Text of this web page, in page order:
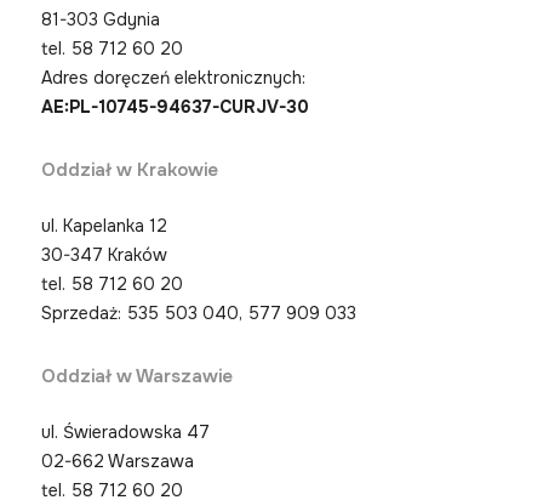
81-303 Gdynia
tel. 58 712 60 20
Adres doręczeń elektronicznych:
AE:PL-10745-94637-CURJV-30
Oddział w Krakowie
ul. Kapelanka 12
30-347 Kraków
tel. 58 712 60 20
Sprzedaż: 535 503 040, 577 909 033
Oddział w Warszawie
ul. Świeradowska 47
02-662 Warszawa
tel. 58 712 60 20